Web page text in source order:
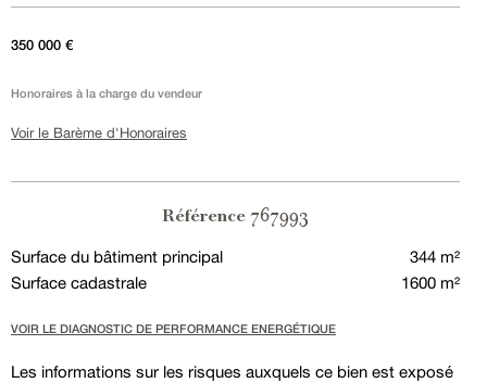
350 000 €
Honoraires à la charge du vendeur
Voir le Barème d'Honoraires
Référence 767993
Surface du bâtiment principal
344 m²
Surface cadastrale
1600 m²
VOIR LE DIAGNOSTIC DE PERFORMANCE ENERGÉTIQUE
Les informations sur les risques auxquels ce bien est exposé